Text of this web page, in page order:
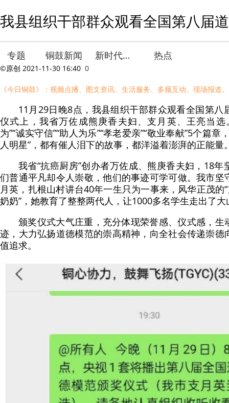
我县组织干部群众观看全国第八届
专题 铜鼓新闻 新时代文明实践 热点
©原创 2021-11-30 16:40 0
《今日铜鼓》：视频点播、图文资讯、生活服务、多频互动、现场报道
11月29日晚8点，我县组织干部群众观看全国第八
仪式上，我省万佐成熊庚香夫妇、支月英、王亮当选
为”“诚实守信”“助人为乐”“孝老爱亲”“敬业奉献”5个篇
人明星”，都有催人泪下的故事，都洋溢着澎湃的正能量
我省“抗癌厨房”创办者万佐成、熊庚香夫妇，18
们普通平凡却令人崇敬，他们的事迹可学可做。我市坚
月英，扎根山村讲台40年一生只为一事来，风华正茂的
奶奶”，她教育了整整两代人，让1000多名学生走出了大
颁奖仪式大气庄重，充分体现荣誉感、仪式感，生
迹，大力弘扬道德模范的崇高精神，向全社会传递崇德
值追求。